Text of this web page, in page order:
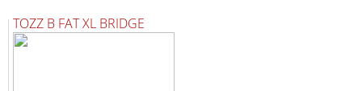
TOZZ B FAT XL BRIDGE